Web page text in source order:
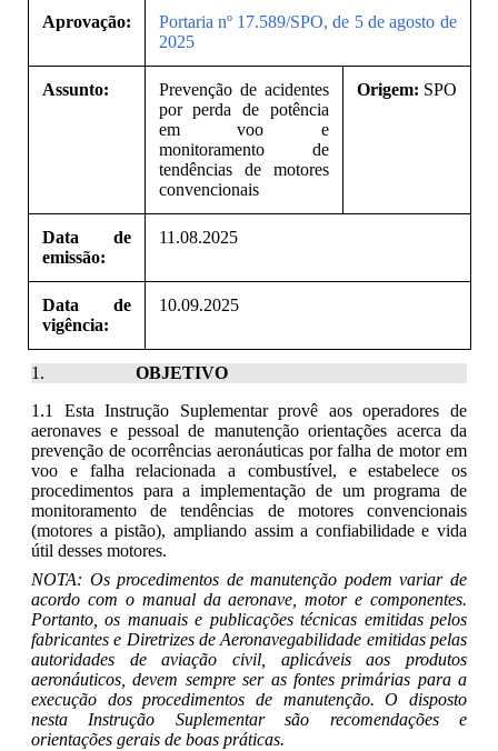
Aprovação:
Portaria nº 17.589/SPO, de 5 de agosto de
2025
Assunto:
Prevenção de acidentes
por perda de potência
em voo e
monitoramento de
tendências de motores
convencionais
Origem: SPO
Data de
emissão:
11.08.2025
Data de
vigência:
10.09.2025
OBJETIVO
1.1 Esta Instrução Suplementar provê aos operadores de
aeronaves e pessoal de manutenção orientações acerca da
prevenção de ocorrências aeronáuticas por falha de motor em
voo e falha relacionada a combustível, e estabelece os
procedimentos para a implementação de um programa de
monitoramento de tendências de motores convencionais
(motores a pistão), ampliando assim a confiabilidade e vida
útil desses motores.
NOTA: Os procedimentos de manutenção podem variar de
acordo com o manual da aeronave, motor e componentes.
Portanto, os manuais e publicações técnicas emitidas pelos
fabricantes e Diretrizes de Aeronavegabilidade emitidas pelas
autoridades de aviação civil, aplicáveis aos produtos
aeronáuticos, devem sempre ser as fontes primárias para a
execução dos procedimentos de manutenção. O disposto
nesta Instrução Suplementar são recomendações e
orientações gerais de boas práticas.